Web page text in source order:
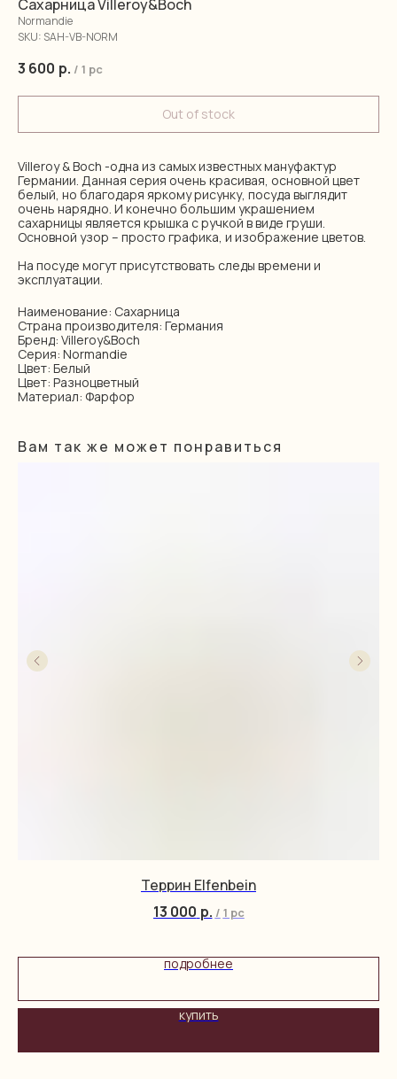
Сахарница Villeroy&Boch
Normandie
SKU: SAH-VB-NORM
3 600 р. / 1 pc
Out of stock
Villeroy & Boch -одна из самых известных мануфактур
Германии. Данная серия очень красивая, основной цвет
белый, но благодаря яркому рисунку, посуда выглядит
очень нарядно. И конечно большим украшением
сахарницы является крышка с ручкой в виде груши.
Основной узор – просто графика, и изображение цветов.
На посуде могут присутствовать следы времени и
эксплуатации.
Наименование: Сахарница
Страна производителя: Германия
Бренд: Villeroy&Boch
Серия: Normandie
Цвет: Белый
Цвет: Разноцветный
Материал: Фарфор
Вам так же может понравиться
Террин Elfenbein
13 000 р. / 1 pc
подробнее
купить